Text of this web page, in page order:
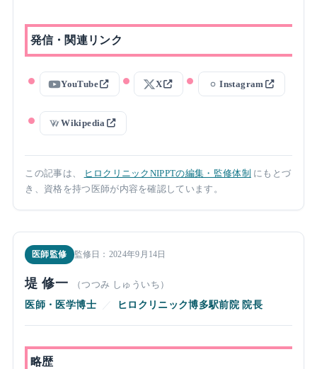
発信・関連リンク
YouTube X Instagram
Wikipedia
この記事は、 ヒロクリニックNIPPTの編集・監修体制 にもとづ
き、資格を持つ医師が内容を確認しています。
医師監修 監修日：2024年9月14日
堤 修一
（つつみ しゅういち）
医師・医学博士
／ ヒロクリニック博多駅前院 院長
略歴